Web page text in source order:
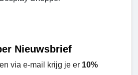
Nieuwsbrief
via e-mail krijg je er 10%